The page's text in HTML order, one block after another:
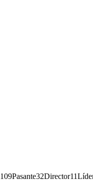
109Pasante32Director11